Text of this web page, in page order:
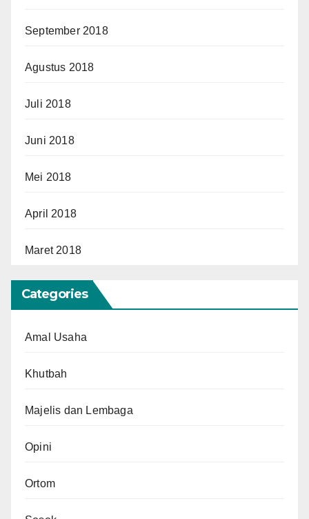
September 2018
Agustus 2018
Juli 2018
Juni 2018
Mei 2018
April 2018
Maret 2018
Categories
Amal Usaha
Khutbah
Majelis dan Lembaga
Opini
Ortom